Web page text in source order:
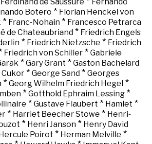
Ferdinand de Saussure
Fernando
Botero * Florian Henckel von
* Franc-Nohain* Francesco Petrarca
de Chateaubriand* Friedrich Engels
* Friedrich Nietzsche * Friedrich
Friedrich von Schiller * Gabriele
* Gary Grant * Gaston Bachelard
Cukor * George Sand * Georges
* Georg Wilhelm Friedrich Hegel *
* Gotthold Ephraim Lessing *
* Gustave Flaubert * Hamlet *
* Harriet Beecher Stowe * Henri-
* Henri Janson * Henry David
Hercule Poirot * Herman Melville *